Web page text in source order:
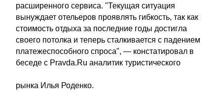
расширенного сервиса. "Текущая ситуация
вынуждает отельеров проявлять гибкость, так как
стоимость отдыха за последние годы достигла
своего потолка и теперь сталкивается с падением
платежеспособного спроса", — констатировал в
беседе с Pravda.Ru аналитик туристического
рынка Илья Роденко.